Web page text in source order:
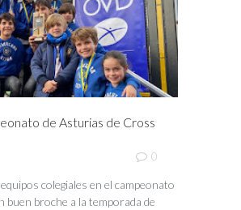
de Asturias de Cross
0
colegiales en el campeonato
buen broche a la temporada de